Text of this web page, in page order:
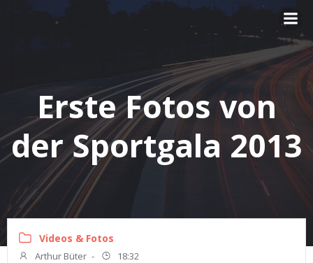
Zum
Erste Fotos von
der Sportgala 2013
Videos & Fotos
Arthur Büter - 18:32